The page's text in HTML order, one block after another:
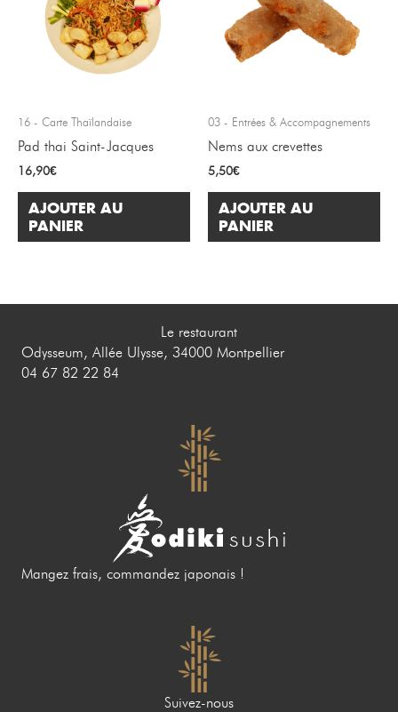
16 - Carte Thaïlandaise
Pad thai Saint-Jacques
16,90€
AJOUTER AU
PANIER
03 - Entrées & Accompagnements
Nems aux crevettes
5,50€
AJOUTER AU
PANIER
Le restaurant
Odysseum, Allée Ulysse, 34000 Montpellier
04 67 82 22 84
Mangez frais, commandez japonais !
Suivez-nous